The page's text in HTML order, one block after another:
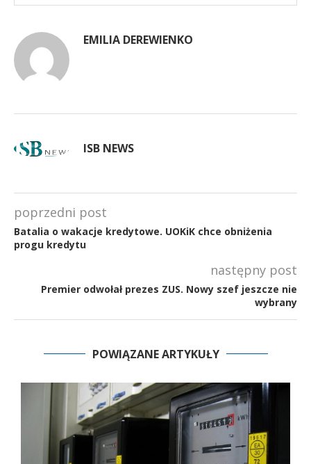
EMILIA DEREWIENKO
ISB NEWS
poprzedni post
Batalia o wakacje kredytowe. UOKiK chce obniżenia
progu kredytu
następny post
Premier odwołał prezes ZUS. Nowy szef jeszcze nie
wybrany
POWIĄZANE ARTYKUŁY